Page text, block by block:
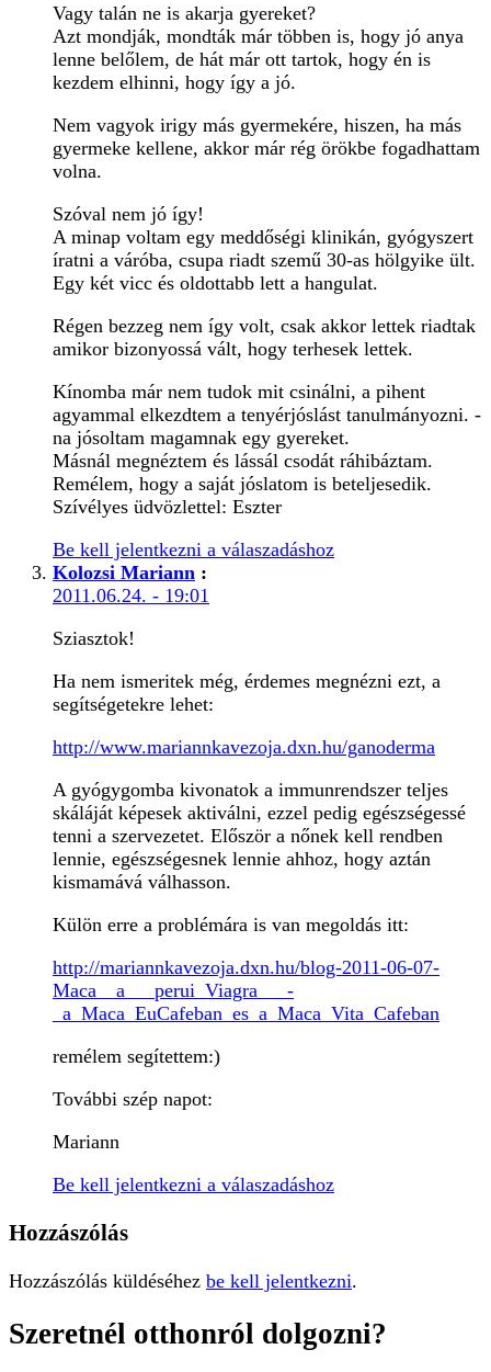
Vagy talán ne is akarja gyereket?
Azt mondják, mondták már többen is, hogy jó anya
lenne belőlem, de hát már ott tartok, hogy én is
kezdem elhinni, hogy így a jó.
Nem vagyok irigy más gyermekére, hiszen, ha más
gyermeke kellene, akkor már rég örökbe fogadhattam
volna.
Szóval nem jó így!
A minap voltam egy meddőségi klinikán, gyógyszert
íratni a váróba, csupa riadt szemű 30-as hölgyike ült.
Egy két vicc és oldottabb lett a hangulat.
Régen bezzeg nem így volt, csak akkor lettek riadtak
amikor bizonyossá vált, hogy terhesek lettek.
Kínomba már nem tudok mit csinálni, a pihent
agyammal elkezdtem a tenyérjóslást tanulmányozni. -
na jósoltam magamnak egy gyereket.
Másnál megnéztem és lássál csodát ráhibáztam.
Remélem, hogy a saját jóslatom is beteljesedik.
Szívélyes üdvözlettel: Eszter
Be kell jelentkezni a válaszadáshoz
Kolozsi Mariann :
2011.06.24. - 19:01
Sziasztok!
Ha nem ismeritek még, érdemes megnézni ezt, a
segítségetekre lehet:
http://www.mariannkavezoja.dxn.hu/ganoderma
A gyógygomba kivonatok a immunrendszer teljes
skáláját képesek aktiválni, ezzel pedig egészségessé
tenni a szervezetet. Először a nőnek kell rendben
lennie, egészségesnek lennie ahhoz, hogy aztán
kismamává válhasson.
Külön erre a problémára is van megoldás itt:
http://mariannkavezoja.dxn.hu/blog-2011-06-07-
Maca__a___perui_Viagra___-
_a_Maca_EuCafeban_es_a_Maca_Vita_Cafeban
remélem segítettem:)
További szép napot:
Mariann
Be kell jelentkezni a válaszadáshoz
Hozzászólás
Hozzászólás küldéséhez be kell jelentkezni.
Szeretnél otthonról dolgozni?